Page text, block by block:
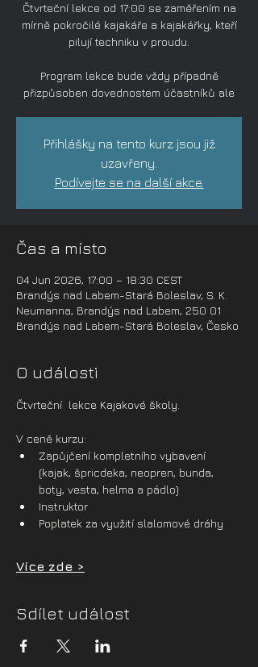
Čtvrteční lekce od 17:00 se zaměřením na
mírně pokročilé kajakáře a kajakářky, kteří
pilují techniku v proudu.
Program lekce bude vždy případně
přizpůsoben dovednostem účastníků ale
Přihlášky na tento kurz jsou již
uzavřeny.
Podívejte se na další akce.
Čas a místo
04 Jun 2026, 17:00 – 18:30 CEST
Brandýs nad Labem-Stará Boleslav, S. K.
Neumanna, Brandýs nad Labem, 250 01
Brandýs nad Labem-Stará Boleslav, Česko
O události
Čtvrteční  lekce Kajakové školy.
V ceně kurzu:
Zapůjčení kompletního vybavení
(kajak, špricdeka, neopren, bunda,
boty, vesta, helma a pádlo)
Instruktor
Poplatek za využití slalomové dráhy
Více zde >
Sdílet událost